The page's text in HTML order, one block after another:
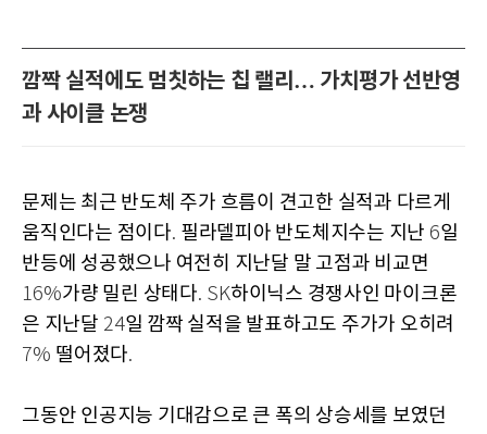
깜짝 실적에도 멈칫하는 칩 랠리… 가치평가 선반영
과 사이클 논쟁
문제는 최근 반도체 주가 흐름이 견고한 실적과 다르게
움직인다는 점이다. 필라델피아 반도체지수는 지난 6일
반등에 성공했으나 여전히 지난달 말 고점과 비교면
16%가량 밀린 상태다. SK하이닉스 경쟁사인 마이크론
은 지난달 24일 깜짝 실적을 발표하고도 주가가 오히려
7% 떨어졌다.
그동안 인공지능 기대감으로 큰 폭의 상승세를 보였던